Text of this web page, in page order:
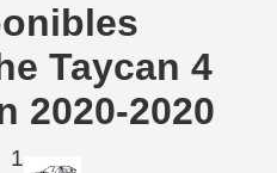
Taycan 4
2020-2020
1